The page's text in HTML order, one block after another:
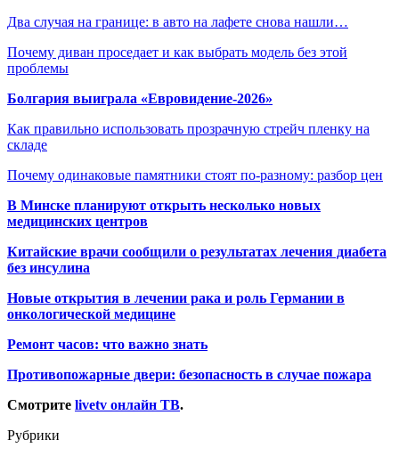
Два случая на границе: в авто на лафете снова нашли…
Почему диван проседает и как выбрать модель без этой
проблемы
Болгария выиграла «Евровидение-2026»
Как правильно использовать прозрачную стрейч пленку на
складе
Почему одинаковые памятники стоят по-разному: разбор цен
В Минске планируют открыть несколько новых
медицинских центров
Китайские врачи сообщили о результатах лечения диабета
без инсулина
Новые открытия в лечении рака и роль Германии в
онкологической медицине
Ремонт часов: что важно знать
Противопожарные двери: безопасность в случае пожара
Смотрите livetv онлайн ТВ.
Рубрики